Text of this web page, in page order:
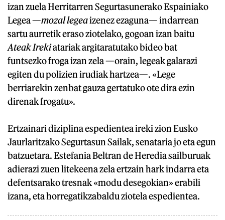
izan zuela Herritarren Segurtasunerako Espainiako
Legea —mozal legeaizenez ezaguna— indarrean
sartu aurretik eraso ziotelako, gogoan izan baitu
Ateak Irekiatariak argitaratutako bideo bat
funtsezko froga izan zela —orain, legeak galarazi
egiten du polizien irudiak hartzea—. «Lege
berriarekin zenbat gauza gertatuko ote dira ezin
direnak frogatu».
Ertzainari diziplina espedientea ireki zion Eusko
Jaurlaritzako Segurtasun Sailak, senataria jo eta egun
batzuetara. Estefania Beltran de Heredia sailburuak
adierazi zuen litekeena zela ertzain hark indarra eta
defentsarako tresnak «modu desegokian» erabili
izana, eta horregatikzabaldu ziotela espedientea.